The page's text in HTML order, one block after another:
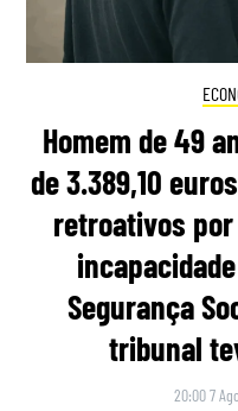
Homem de 49
de 3.389,10
retroativos
Segurança
tribunal
20:00 7